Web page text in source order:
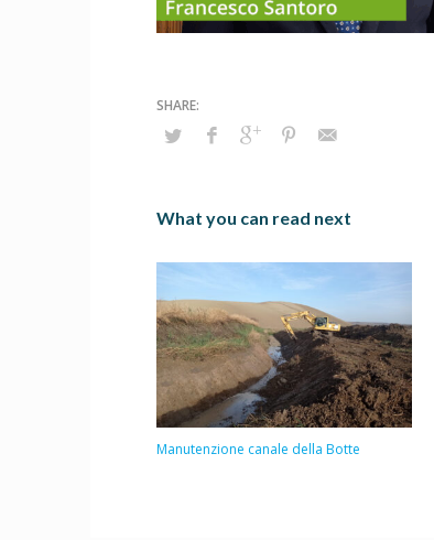
What you can read next
Manutenzione canale della Botte